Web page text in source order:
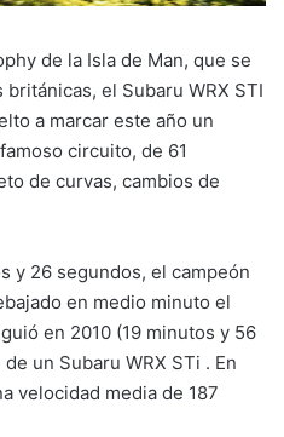
de la Isla de Man, que se
el Subaru WRX STI
a marcar este año un
circuito, de 61
de curvas, cambios de
y 26 segundos, el campeón
en medio minuto el
en 2010 (19 minutos y 56
un Subaru WRX STi . En
velocidad media de 187